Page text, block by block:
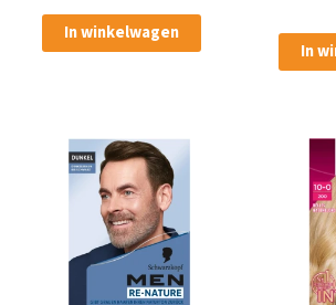
In winkelwagen
In